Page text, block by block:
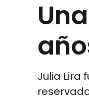
Julia Lira